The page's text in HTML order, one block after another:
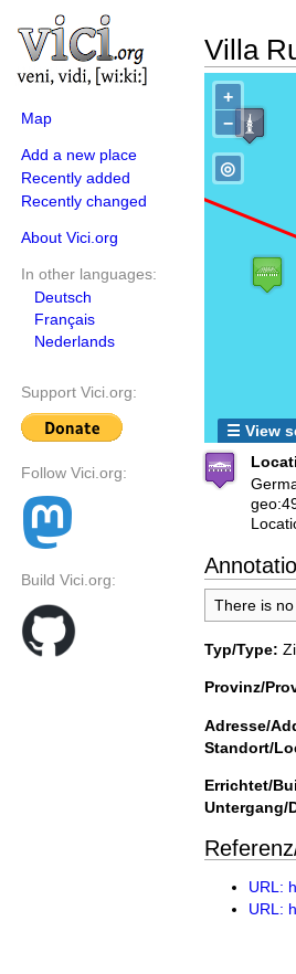
Map
Add a new place
Recently added
Recently changed
About Vici.org
In other languages:
Deutsch
Français
Nederlands
Support Vici.org:
Follow Vici.org:
Build Vici.org:
Villa
+
−
◎
☰ View
There is
Typ/Type:
Provinz/
Adresse/
Standort/
Errichtet/
Untergang/
URL:
URL: